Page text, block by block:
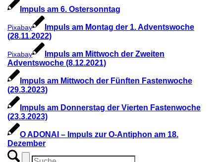
Impuls am 6. Ostersonntag
Pixabay
Impuls am Montag der 1. Adventswoche
(28.11.2022)
Pixabay
Impuls am Mittwoch der Zweiten
Adventswoche (8.12.2021)
Impuls am Mittwoch der Fünften Fastenwoche
(29.3.2023)
Impuls am Donnerstag der Vierten Fastenwoche
(23.3.2023)
O ADONAI – Impuls zur O-Antiphon am 18.
Dezember